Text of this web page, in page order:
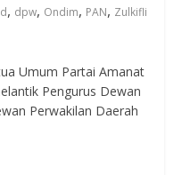
, dpw, Ondim, PAN, Zulkifli
Umum Partai Amanat
Pengurus Dewan
Perwakilan Daerah